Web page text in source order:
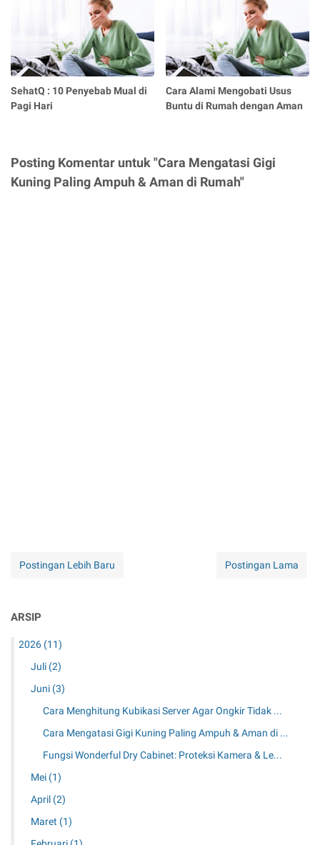
SehatQ : 10 Penyebab Mual di
Pagi Hari
Cara Alami Mengobati Usus
Buntu di Rumah dengan Aman
Posting Komentar untuk "Cara Mengatasi Gigi
Kuning Paling Ampuh & Aman di Rumah"
Postingan Lebih Baru Postingan Lama
ARSIP
2026 (11)
Juli (2)
Juni (3)
Cara Menghitung Kubikasi Server Agar Ongkir Tidak ...
Cara Mengatasi Gigi Kuning Paling Ampuh & Aman di ...
Fungsi Wonderful Dry Cabinet: Proteksi Kamera & Le...
Mei (1)
April (2)
Maret (1)